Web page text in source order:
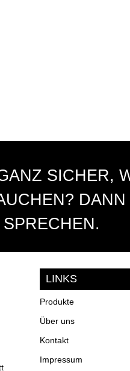
SICHER,
LINKS
Produkte
Über uns
Kontakt
Impressum